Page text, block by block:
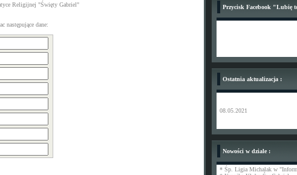
Religijnej "Święty Gabriel"
następujące dane:
Przycisk Facebook "Lubię
Ostatnia aktualizacja :
08.05.2021
Nowości w dziale :
* Śp. Ligia Michalak w